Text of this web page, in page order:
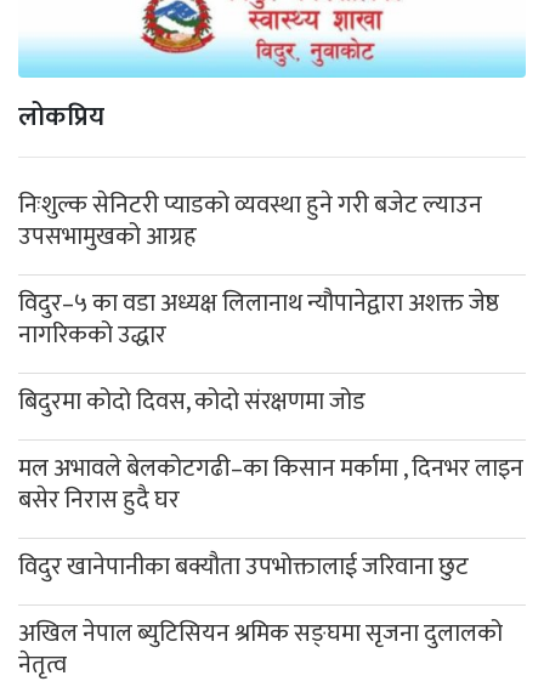
लोकप्रिय
निःशुल्क सेनिटरी प्याडको व्यवस्था हुने गरी बजेट ल्याउन
उपसभामुखको आग्रह
विदुर–५ का वडा अध्यक्ष लिलानाथ न्यौपानेद्वारा अशक्त जेष्ठ
नागरिकको उद्धार
बिदुरमा कोदो दिवस, कोदो संरक्षणमा जोड
मल अभावले बेलकोटगढी–का किसान मर्कामा , दिनभर लाइन
बसेर निरास हुदै घर
विदुर खानेपानीका बक्यौता उपभोक्तालाई जरिवाना छुट
अखिल नेपाल ब्युटिसियन श्रमिक सङ्घमा सृजना दुलालको
नेतृत्व